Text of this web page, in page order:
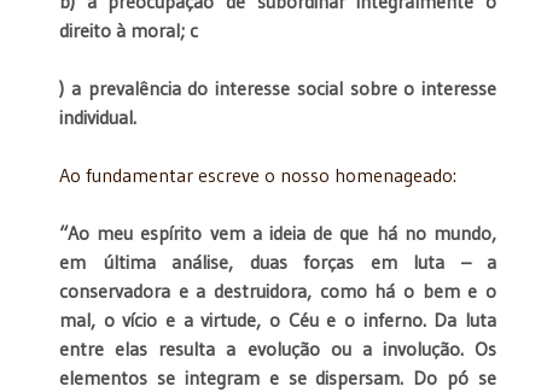
direito à moral; c
) a prevalência do interesse social sobre o interesse
individual.
Ao fundamentar escreve o nosso homenageado:
“Ao meu espírito vem a ideia de que há no mundo,
em última análise, duas forças em luta – a
conservadora e a destruidora, como há o bem e o
mal, o vício e a virtude, o Céu e o inferno. Da luta
entre elas resulta a evolução ou a involução. Os
elementos se integram e se dispersam. Do pó se